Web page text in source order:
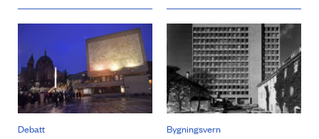
Debatt Bygningsvern